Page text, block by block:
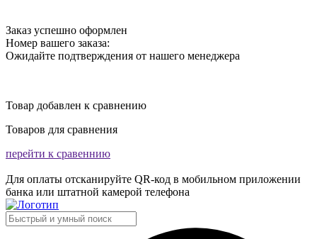
Заказ успешно оформлен
Номер вашего заказа:
Ожидайте подтверждения от нашего менеджера
Товар добавлен к сравнению
Товаров для сравнения
перейти к сравеннию
Для оплаты отсканируйте QR-код в мобильном приложении
банка или штатной камерой телефона